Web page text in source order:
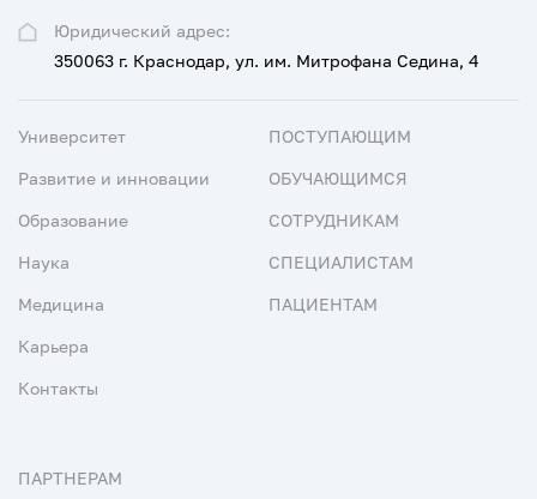
Юридический адрес:
350063 г. Краснодар, ул. им. Митрофана Седина, 4
Университет
Развитие и инновации
Образование
Наука
Медицина
Карьера
Контакты
ПОСТУПАЮЩИМ
ОБУЧАЮЩИМСЯ
СОТРУДНИКАМ
СПЕЦИАЛИСТАМ
ПАЦИЕНТАМ
ПАРТНЕРАМ